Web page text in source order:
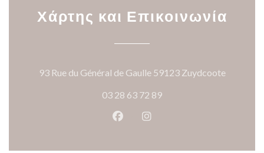
Χάρτης και Επικοινωνία
93 Rue du Général de Gaulle 59123 Zuydcoote
03 28 63 72 89
Facebook ((ανοίγει σε νέο
Instagram ((ανοίγει σε